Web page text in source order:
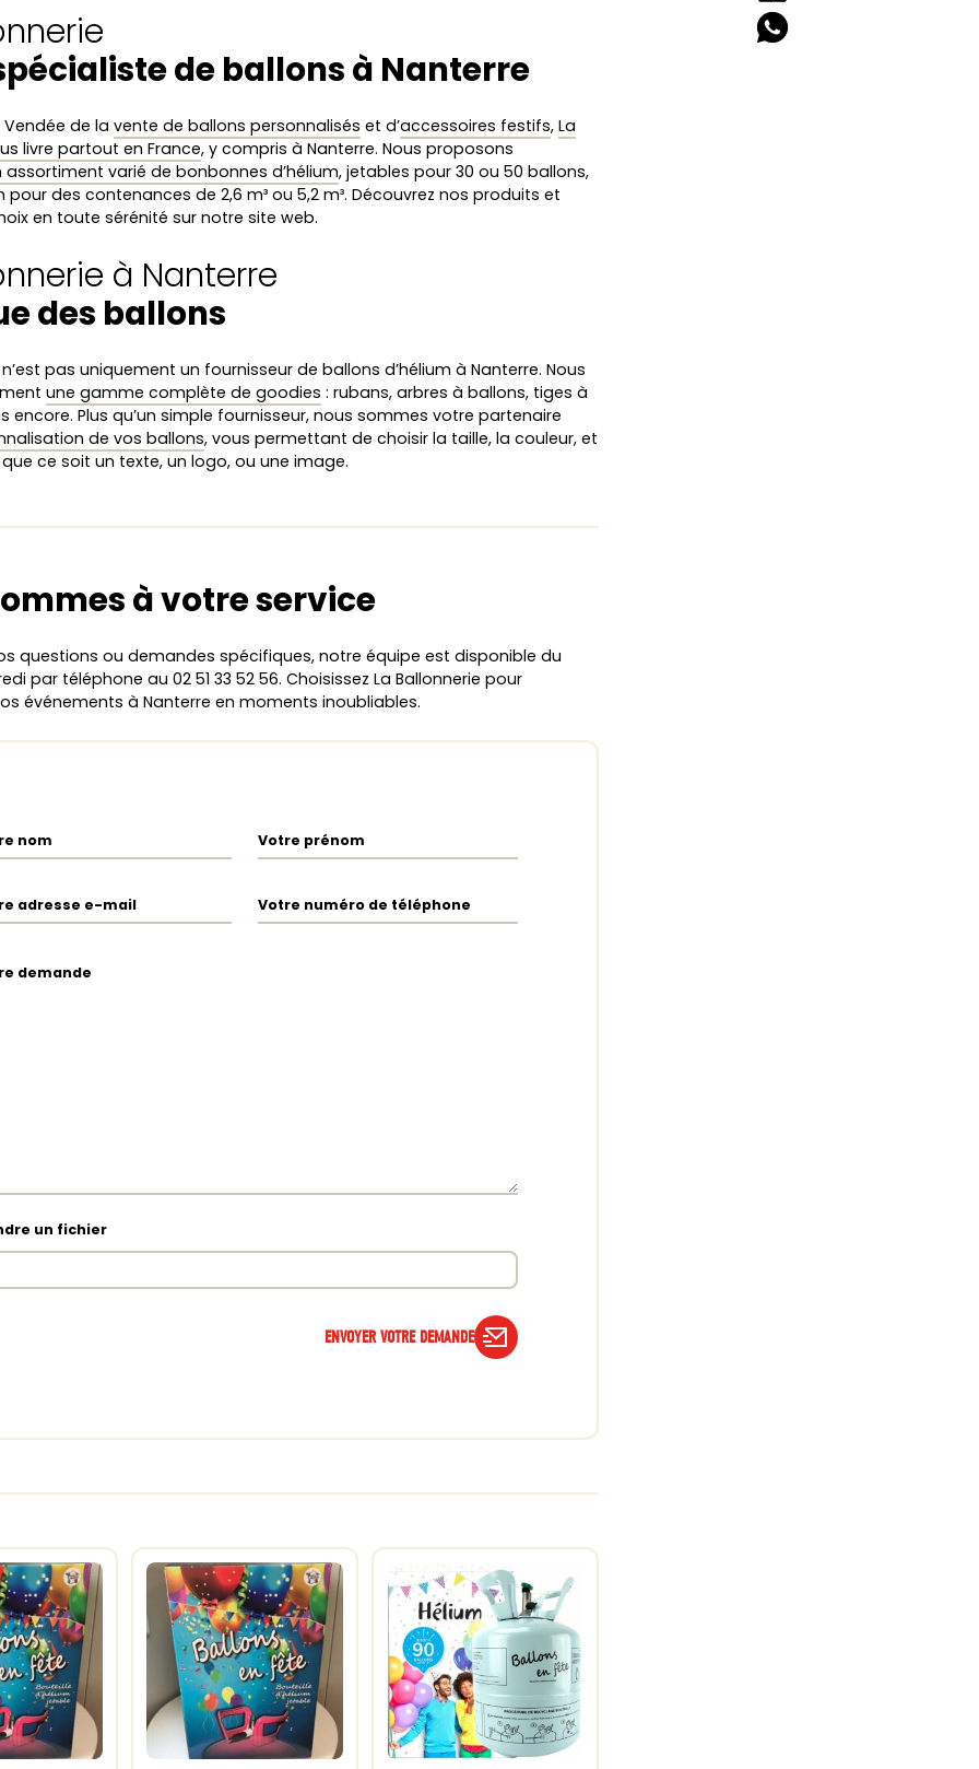
de ballons à Nanterre
de la vente de ballons personnalisés et d’accessoires festifs, La
livre partout en France, y compris à Nanterre. Nous proposons
assortiment varié de bonbonnes d’hélium, jetables pour 30 ou 50 ballons,
des contenances de 2,6 m³ ou 5,2 m³. Découvrez nos produits et
en toute sérénité sur notre site web.
à Nanterre
des ballons
pas uniquement un fournisseur de ballons d’hélium à Nanterre. Nous
une gamme complète de goodies : rubans, arbres à ballons, tiges à
encore. Plus qu’un simple fournisseur, nous sommes votre partenaire
de vos ballons, vous permettant de choisir la taille, la couleur, et
ce soit un texte, un logo, ou une image.
à votre service
questions ou demandes spécifiques, notre équipe est disponible du
par téléphone au 02 51 33 52 56. Choisissez La Ballonnerie pour
événements à Nanterre en moments inoubliables.
nom Votre prénom
adresse e-mail Votre numéro de téléphone
demande
un fichier
ENVOYER VOTRE DEMANDE